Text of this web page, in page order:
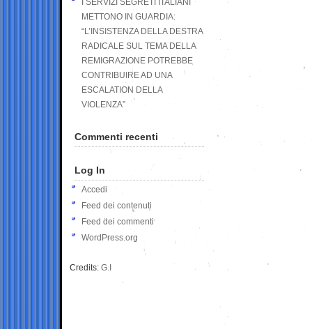
I SERVIZI SEGRETI ITALIANI
METTONO IN GUARDIA:
“L’INSISTENZA DELLA DESTRA
RADICALE SUL TEMA DELLA
REMIGRAZIONE POTREBBE
CONTRIBUIRE AD UNA
ESCALATION DELLA
VIOLENZA”
Commenti recenti
Log In
Accedi
Feed dei contenuti
Feed dei commenti
WordPress.org
Credits: G.I